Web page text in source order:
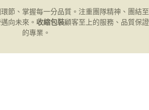
節、掌握每一分品質。注重團隊精神、團結至
向未來。 收縮包裝顧客至上的服務、品質保證
的專業。